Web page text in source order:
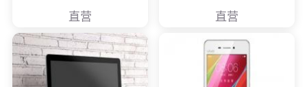
直营
清入门级摄像机
直营